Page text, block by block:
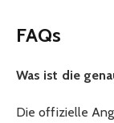
FAQs
Was ist die
Die offizielle